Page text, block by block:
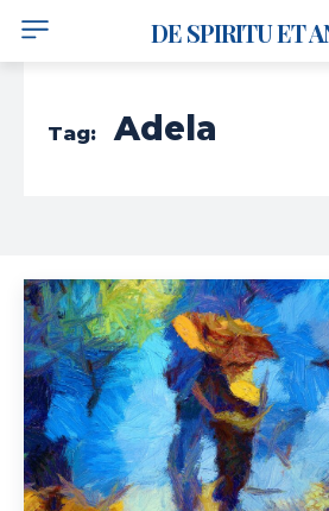
DE SPIRITU ET
Tag: Adela